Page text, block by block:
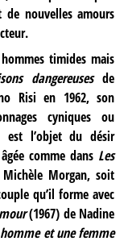
nouvelles amours
timides mais
dangereusesde
Risi en 1962, son
cyniques ou
l’objet du désir
comme dans Les
Morgan, soit
qu’il forme avec
(1967) de Nadine
et une femme